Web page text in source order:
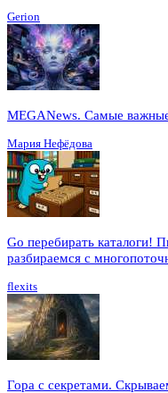
Gerion
MEGANews. Cамые
Мария Нефёдова
Go перебирать каталоги!
разбираемся с
flexits
Гора с секретами.